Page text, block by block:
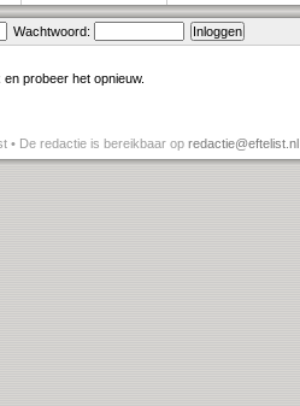
Wachtwoord:
en probeer het opnieuw.
• De redactie is bereikbaar op redactie@eftelist.nl